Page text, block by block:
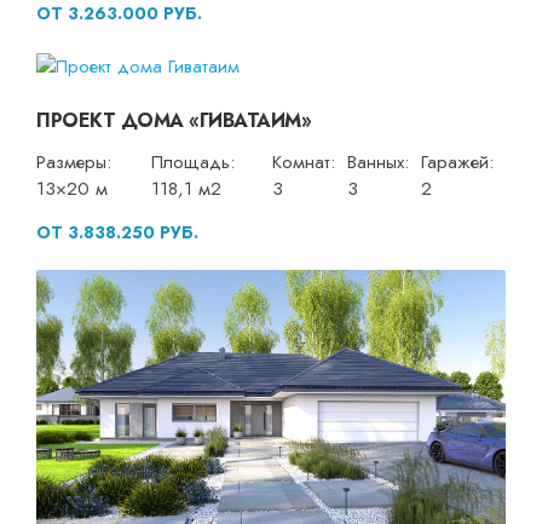
ОТ 3.263.000 РУБ.
ПРОЕКТ ДОМА «ГИВАТАИМ»
Размеры:
13×20 м
Площадь:
118,1 м2
Комнат:
3
Ванных:
3
Гаражей:
2
ОТ 3.838.250 РУБ.